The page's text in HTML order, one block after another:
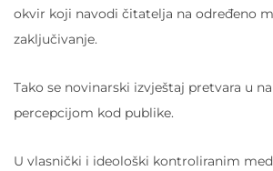
okvir koji navodi čitatelja na određeno
zaključivanje.
Tako se novinarski izvještaj pretvara u
percepcijom kod publike.
U vlasnički i ideološki kontroliranim